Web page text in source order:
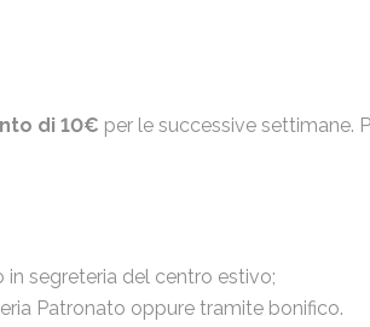
di 10€ per le successive settimane.
segreteria del centro estivo;
Patronato oppure tramite bonifico.